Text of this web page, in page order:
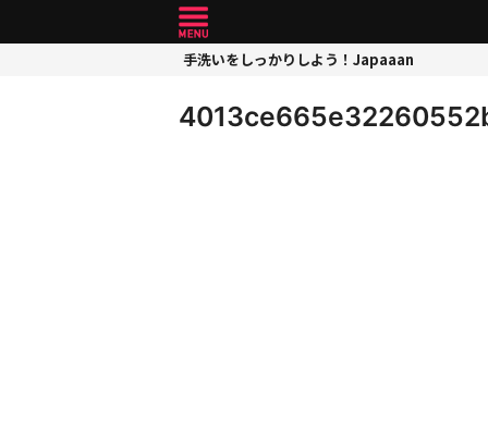
手洗いをしっかりしよう！Japaaan